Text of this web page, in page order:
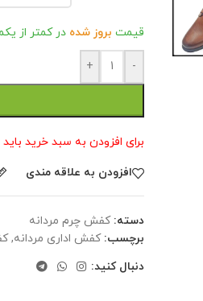
قیمت بروز شده در کمتر از
-
+
برای افزودن به سبد خرید
افزودن به علاقه مندی
دسته: کفش چرم مردانه
برچسب: کفش اداری مردانه,
دنبال کنید: